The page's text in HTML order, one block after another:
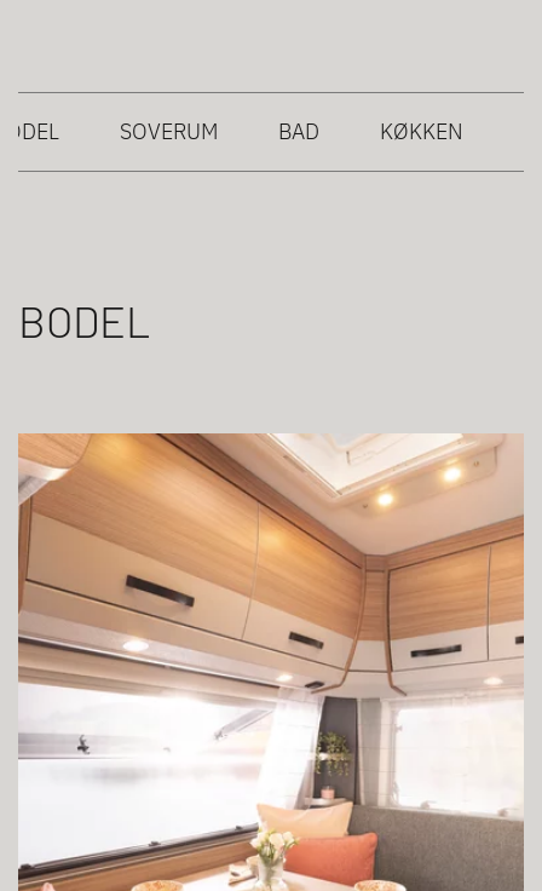
SOVERUM BAD KØKKEN
BODEL